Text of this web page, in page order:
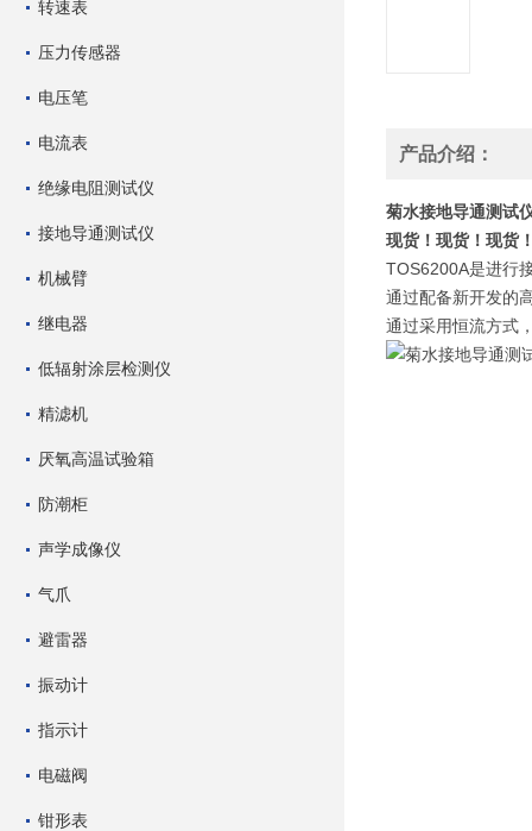
转速表
压力传感器
电压笔
电流表
绝缘电阻测试仪
接地导通测试仪
机械臂
继电器
低辐射涂层检测仪
精滤机
厌氧高温试验箱
防潮柜
声学成像仪
气爪
避雷器
振动计
指示计
电磁阀
钳形表
产品介绍：
菊水接地导通测试
现货！现货！现货
TOS6200A是进行
通过配备新开发的
通过采用恒流方式